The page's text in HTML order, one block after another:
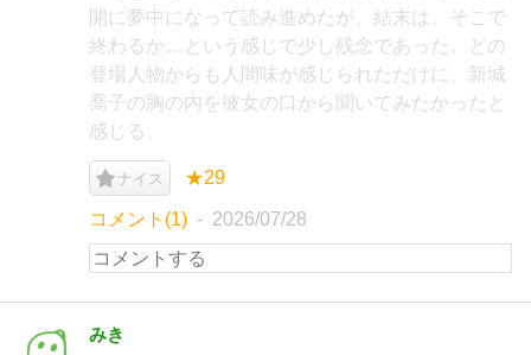
開に夢中になって読み進めたが、結末は、そこで
終わるか…という感じで少し残念であった。どの
登場人物からも人間味が感じられただけに、新城
喬子の胸の内を彼女の口から聞いてみたかったと
感じる。
ナイス ★29
コメント(1) 2026/07/28
みき